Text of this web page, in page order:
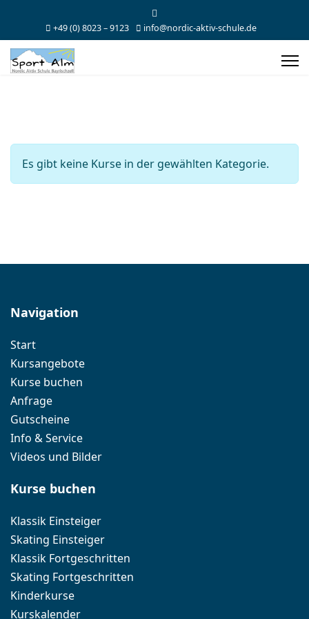
+49 (0) 8023 – 9123 info@nordic-aktiv-schule.de
Es gibt keine Kurse in der gewählten Kategorie.
Navigation
Start
Kursangebote
Kurse buchen
Anfrage
Gutscheine
Info & Service
Videos und Bilder
Kurse buchen
Klassik Einsteiger
Skating Einsteiger
Klassik Fortgeschritten
Skating Fortgeschritten
Kinderkurse
Kurskalender